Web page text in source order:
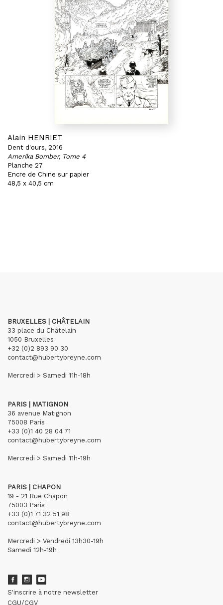
Alain HENRIET
Dent d'ours, 2016
Amerika Bomber, Tome 4
Planche 27
Encre de Chine sur papier
48,5 x 40,5 cm
BRUXELLES | CHÂTELAIN
33 place du Châtelain
1050 Bruxelles
+32 (0)2 893 90 30
contact@hubertybreyne.com
Mercredi > Samedi 11h-18h
PARIS | MATIGNON
36 avenue Matignon
75008 Paris
+33 (0)1 40 28 04 71
contact@hubertybreyne.com
Mercredi > Samedi 11h-19h
PARIS | CHAPON
19 - 21 Rue Chapon
75003 Paris
+33 (0)1 71 32 51 98
contact@hubertybreyne.com
Mercredi > Vendredi 13h30-19h
Samedi 12h-19h
S'inscrire à notre newsletter
CGU/CGV